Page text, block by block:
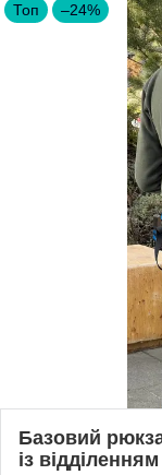
Топ –24%
Базовий
із